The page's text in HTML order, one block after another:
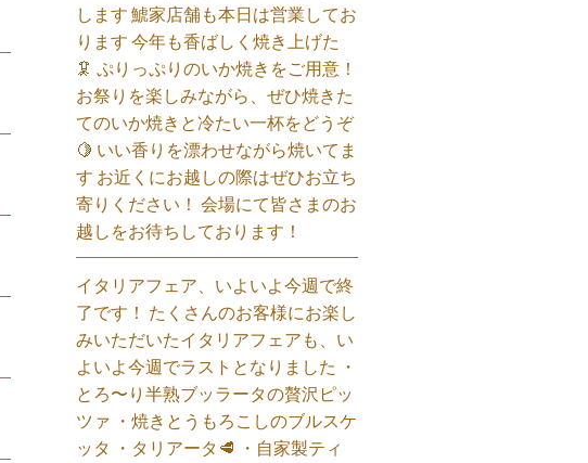
します 鯱家店舗も本日は営業してお
ります️ 今年も香ばしく焼き上げた
🦑 ぷりっぷりのいか焼きをご用意！
お祭りを楽しみながら、ぜひ焼きた
てのいか焼きと冷たい一杯をどうぞ
🍋 いい香りを漂わせながら焼いてま
す お近くにお越しの際はぜひお立ち
寄りください！ 会場にて皆さまのお
越しをお待ちしております！
イタリアフェア、いよいよ今週で終
了です！ たくさんのお客様にお楽し
みいただいたイタリアフェアも、い
よいよ今週でラストとなりました ・
とろ〜り半熟ブッラータの贅沢ピッ
ツァ ・焼きとうもろこしのブルスケ
ッタ ・タリアータ🥩 ・自家製ティ